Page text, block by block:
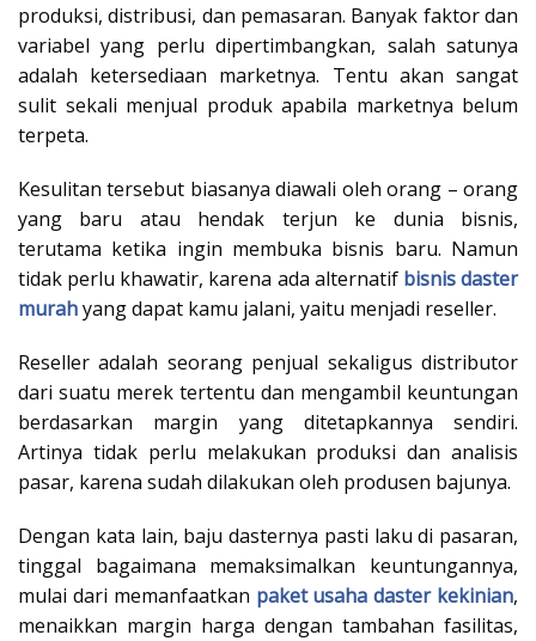
produksi, distribusi, dan pemasaran. Banyak faktor dan
variabel yang perlu dipertimbangkan, salah satunya
adalah ketersediaan marketnya. Tentu akan sangat
sulit sekali menjual produk apabila marketnya belum
terpeta.
Kesulitan tersebut biasanya diawali oleh orang – orang
yang baru atau hendak terjun ke dunia bisnis,
terutama ketika ingin membuka bisnis baru. Namun
tidak perlu khawatir, karena ada alternatif bisnis daster
murahyang dapat kamu jalani, yaitu menjadi reseller.
Reseller adalah seorang penjual sekaligus distributor
dari suatu merek tertentu dan mengambil keuntungan
berdasarkan margin yang ditetapkannya sendiri.
Artinya tidak perlu melakukan produksi dan analisis
pasar, karena sudah dilakukan oleh produsen bajunya.
Dengan kata lain, baju dasternya pasti laku di pasaran,
tinggal bagaimana memaksimalkan keuntungannya,
mulai dari memanfaatkan paket usaha daster kekinian,
menaikkan margin harga dengan tambahan fasilitas,